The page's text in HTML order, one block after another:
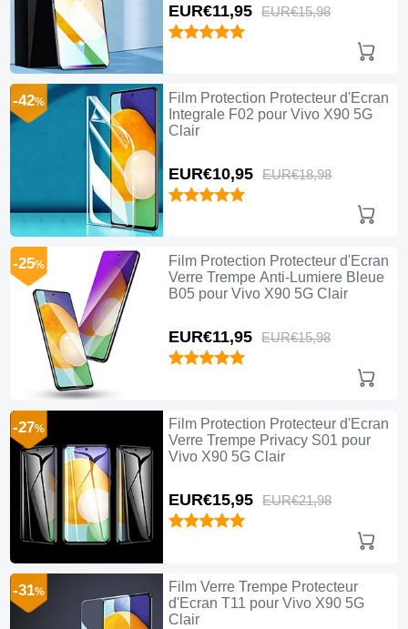
EUR€11,95 EUR€15,98
Film Protection Protecteur d'Ecran
Integrale F02 pour Vivo X90 5G
Clair
EUR€10,95 EUR€18,98
-42%
Film Protection Protecteur d'Ecran
Verre Trempe Anti-Lumiere Bleue
B05 pour Vivo X90 5G Clair
EUR€11,95 EUR€15,98
-25%
Film Protection Protecteur d'Ecran
Verre Trempe Privacy S01 pour
Vivo X90 5G Clair
EUR€15,95 EUR€21,98
-27%
Film Verre Trempe Protecteur
d'Ecran T11 pour Vivo X90 5G
Clair
-31%